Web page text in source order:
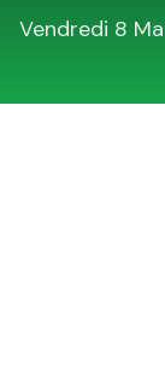
Vendredi 8